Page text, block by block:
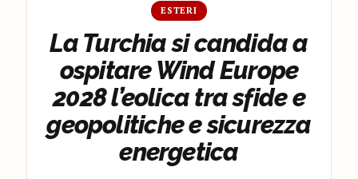
ESTERI
La Turchia si candida a
ospitare Wind Europe
2028 l’eolica tra sfide e
geopolitiche e sicurezza
energetica